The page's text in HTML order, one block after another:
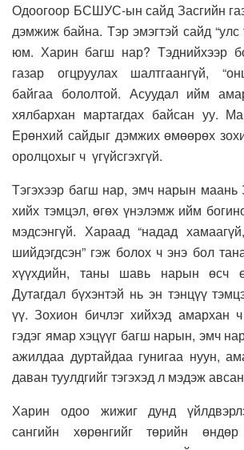
Одоогоор БСШУС-ын сайд Засгийн
дэмжиж байна. Тэр эмэгтэй сайд “улс
юм. Харин багш нар? Тэднийхээр
газар огцруулах шалтгаангүй,
байгаа бололтой. Асуудал ийм
хялбархан мартагдах байсан уу.
Ерөнхий сайдыг дэмжих өмөөрөх
оролцохыг ч үгүйсгэхгүй.
Тэгэхээр багш нар, эмч нарын маань
хийх тэмцэл, өгөх үнэлэмж ийм
мэдсэнгүй. Хараад “надад
шийдэгдсэн” гэж болох ч энэ бол
хүүхдийн, таны шавь нарын өсч
Дутагдал бүхэнтэй нь эн тэнцүү
үү. Зохион бичлэг хийхэд амархан
гэдэг ямар хэцүүг багш нарын, эмч
ажилдаа дуртайдаа гунигаа нуун,
даван туулдгийг тэгэхэд л мэдэж
Харин одоо жижиг дунд
сангийн хөрөнгийг төрийн